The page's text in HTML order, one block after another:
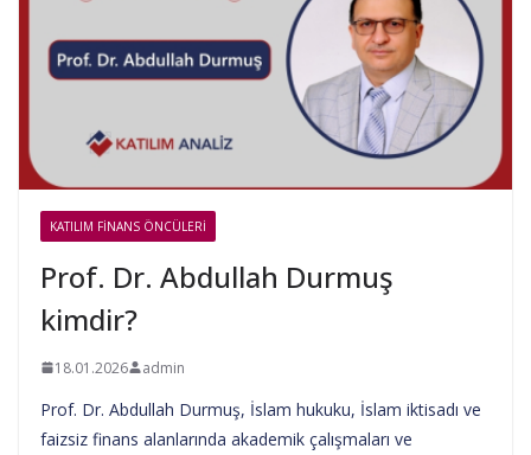
KATILIM FINANS ÖNCÜLERI
Prof. Dr. Abdullah Durmuş
kimdir?
18.01.2026 admin
Prof. Dr. Abdullah Durmuş, İslam hukuku, İslam iktisadı ve
faizsiz finans alanlarında akademik çalışmaları ve